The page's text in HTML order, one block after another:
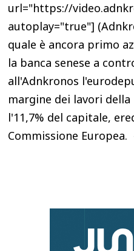
url="https://
autoplay="true"]
quale è ancora primo
la banca senese a
all'Adnkronos
margine dei lavori
l'11,7% del capitale,
Commissione